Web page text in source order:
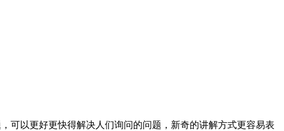
可以更好更快得解决人们询问的问题，新奇的讲解方式更容易表